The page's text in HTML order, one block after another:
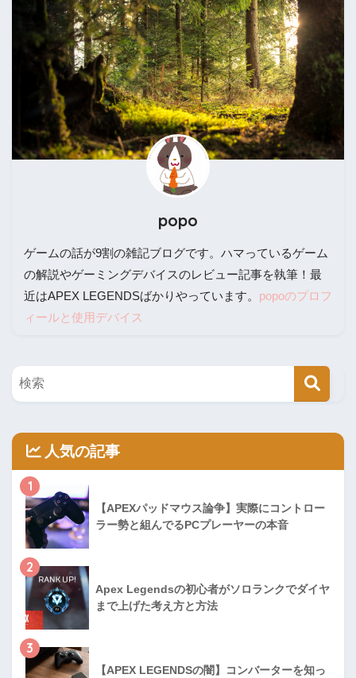
popo
ゲームの話が9割の雑記ブログです。ハマっているゲーム
の解説やゲーミングデバイスのレビュー記事を執筆！最
近はAPEX LEGENDSばかりやっています。 popoのプロフ
ィールと使用デバイス
人気の記事
1
【APEXパッドマウス論争】実際にコントロー
ラー勢と組んでるPCプレーヤーの本音
2
Apex Legendsの初心者がソロランクでダイヤ
まで上げた考え方と方法
3
【APEX LEGENDSの闇】コンバーターを知っ